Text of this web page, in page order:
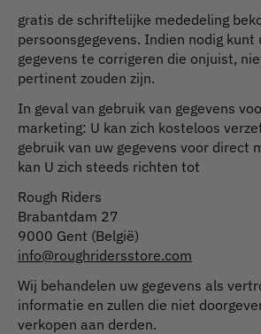
gratis de schriftelijke mededeling
persoonsgegevens. Indien nodig kunt
gegevens te corrigeren die onjuist,
pertinent zouden zijn.
In geval van gebruik van gegevens
marketing: U kan zich kosteloos
gebruik van uw gegevens voor direct
kan U zich steeds richten tot
Rough Riders
Brabantdam 27
9000 Gent (België)
info@roughridersstore.com
Wij behandelen uw gegevens als
informatie en zullen die niet
verkopen aan derden.